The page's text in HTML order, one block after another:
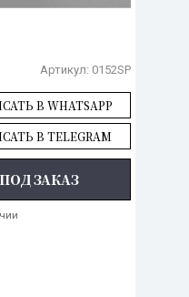
Артикул: 0152SP
В WHATSAPP
В TELEGRAM
ПОД ЗАКАЗ